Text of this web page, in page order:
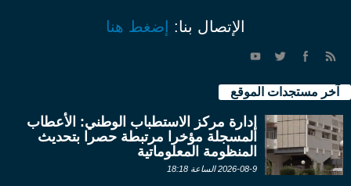
الإتصال بنا: إضغط هنا
آخر مستجدات الموقع
إدارة مركز الاستطباب الوطني: الأعطاب
المسجلة مؤخرا مرتبطة حصرا بتحديث
المنظومة المعلوماتية
2026-08-9 الساعة 18:18